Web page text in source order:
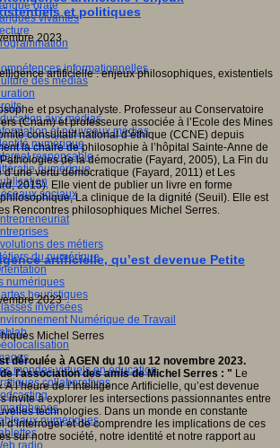
orale
vivantes
informationnelles
des médias
aux médias
et nouveaux médias
numérique
responsable
numérique
sociaux
des métiers
du numérique
numériques
heuristiques
inversées
Numérique de Travail
mondes virtuels en éducation
collaboratives
numériques
radio
et politiques
2023
et psychanalyste. Professeur au Conservatoire
(Cnam) et professeure associée à l’Ecole des Mines
consultatif national d’éthique (CCNE) depuis
la chaire de philosophie à l’hôpital Sainte-Anne de
de la démocratie (Fayard, 2005), La Fin du
vertu démocratique (Fayard, 2011) et Les
2015). Elle vient de publier un livre en forme
La clinique de la dignité (Seuil). Elle est
Rencontres philosophiques Michel Serres.
artificielle, qu’est devenue Petite
2023
déroulée à AGEN du 10 au 12 novembre 2023.
l'association des amis de Michel Serres : " Le
l’heure de l’Intelligence Artificielle, qu’est devenue
invite à explorer les intersections passionnantes entre
technologies. Dans un monde en constante
d’interroger et de comprendre les implications de ces
sur notre société, notre identité et notre rapport au